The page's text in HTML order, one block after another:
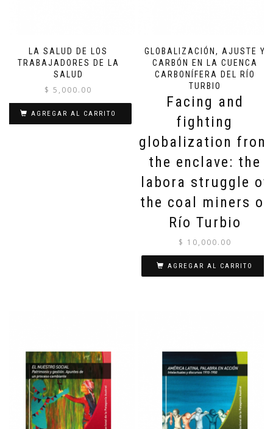
LA SALUD DE LOS
TRABAJADORES DE LA
SALUD
$ 5,000.00
AGREGAR AL CARRITO
GLOBALIZACIÓN, AJUSTE Y
CARBÓN EN LA CUENCA
CARBONÍFERA DEL RÍO
TURBIO
Facing and
fighting
globalization from
the enclave: the
labora struggle of
the coal miners of
Río Turbio
$ 10,000.00
AGREGAR AL CARRITO